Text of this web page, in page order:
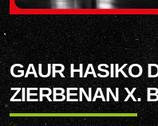
GAUR HASIKO
ZIERBENAN X.